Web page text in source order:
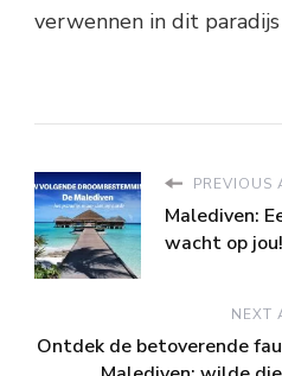
verwennen in dit
PREVIOUS
Malediven:
wacht op jou!
NEXT
Ontdek de betoverende